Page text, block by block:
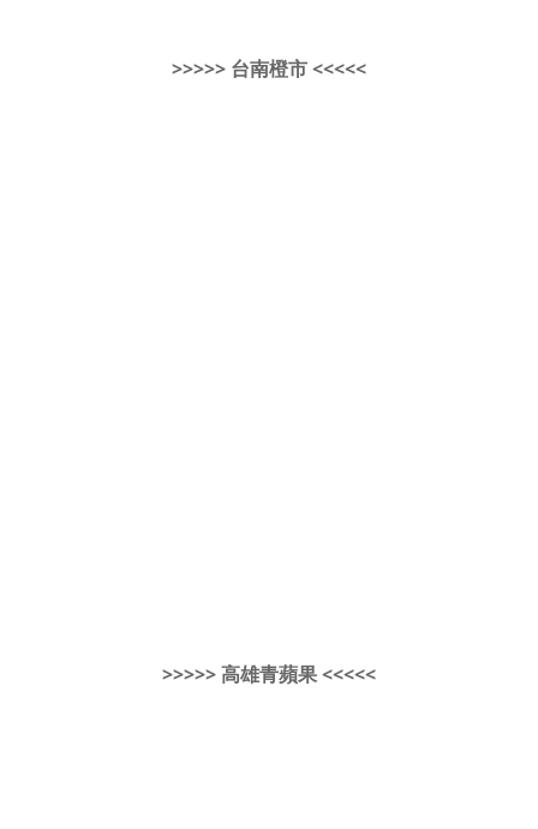
>>>>> 台南橙市 <<<<<
>>>>> 高雄青蘋果 <<<<<